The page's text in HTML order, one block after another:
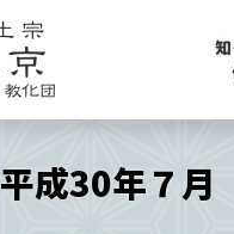
平成30年７月